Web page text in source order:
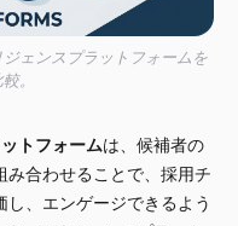
ェンスプラットフォームを
。
トフォームは、候補者の
み合わせることで、採用チ
、エンゲージできるよう